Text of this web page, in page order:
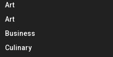
Art
Art
Business
Culinary